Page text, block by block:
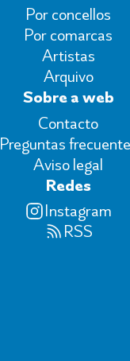
Por concellos
Por comarcas
Artistas
Arquivo
Sobre a web
Contacto
Preguntas
Aviso legal
Redes
Instagram
RSS